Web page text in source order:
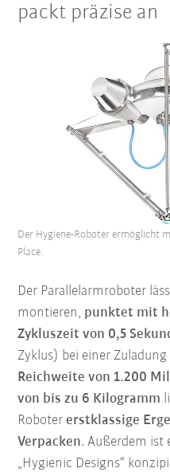
packt präzise an
Der Parallelarmroboter
montieren, punktet mit
Zykluszeit von 0,5
Zyklus) bei einer
Reichweite von 1.200
von bis zu 6 Kilogramm
Robotererstklassige
Verpacken. Außerdem ist
„Hygienic Designs“
Der Hygiene-Roboter ermöglicht
Place.